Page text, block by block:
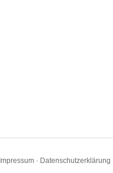
Impressum · Datenschutzerklärung